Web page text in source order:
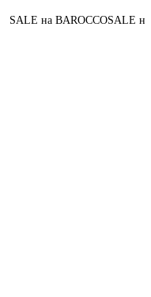
SALE на BAROCCO